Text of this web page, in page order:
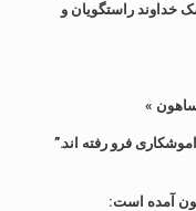
خداوند راستگویان و
فرو رفته اند.”
آمده است: